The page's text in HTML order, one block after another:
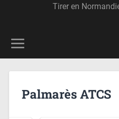
Tirer en
Palmarès ATCS